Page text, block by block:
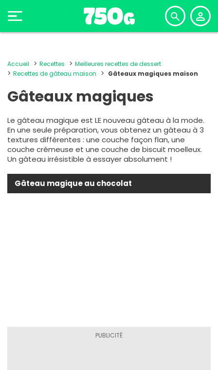
Accueil Recettes
Meilleures recettes de dessert
Recettes de gâteau maison
Gâteaux magiques maison
Gâteaux magiques
Le gâteau magique est LE nouveau gâteau à la mode.
En une seule préparation, vous obtenez un gâteau à 3
textures différentes : une couche façon flan, une
couche crémeuse et une couche de biscuit moelleux.
Un gâteau irrésistible à essayer absolument !
Gâteau magique au chocolat